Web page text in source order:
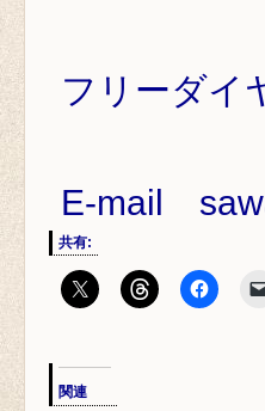
フリーダ
E-mail
共有:
関連